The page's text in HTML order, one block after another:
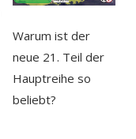
Warum ist der
neue 21. Teil der
Hauptreihe so
beliebt?